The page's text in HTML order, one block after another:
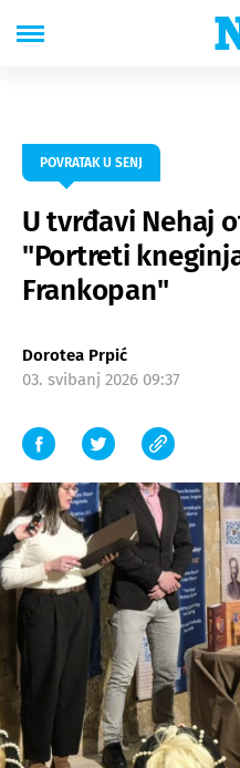
POVRATAK U SENJ
U tvrđavi Nehaj
"Portreti
Frankopan"
Dorotea Prpić
03. svibanj 2026 09:37